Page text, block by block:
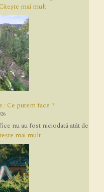
Citește mai mult
: Ce putem face ?
nu au fost niciodată atât de
mai mult